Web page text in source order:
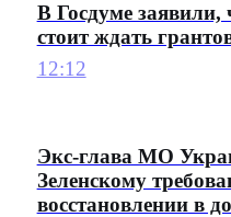
В Госдуме
стоит ждать
12:12
Экс-глава МО
Зеленскому
восстановлении в